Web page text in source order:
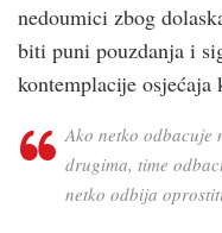
nedoumici zbog
biti puni pouzdanja i
kontemplacije osjećaja
Ako netko odbacuje
drugima, time
netko odbija